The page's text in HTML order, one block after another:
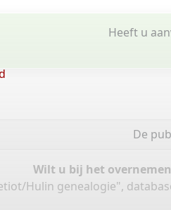
Heeft u
De
Wilt u bij het
Hulin genealogie",